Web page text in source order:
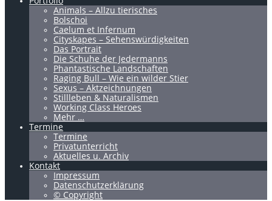
Animals – Allzu tierisches
Bolschoi
Caelum et Infernum
Cityskapes – Sehenswürdigkeiten
Das Portrait
Die Schuhe der Jedermanns
Phantastische Landschaften
Raging Bull – Wie ein wilder Stier
Sexus – Aktzeichnungen
Stillleben & Naturalismen
Working Class Heroes
Mehr …
Termine
Termine
Privatunterricht
Aktuelles u. Archiv
Kontakt
Impressum
Datenschutzerklärung
© Copyright